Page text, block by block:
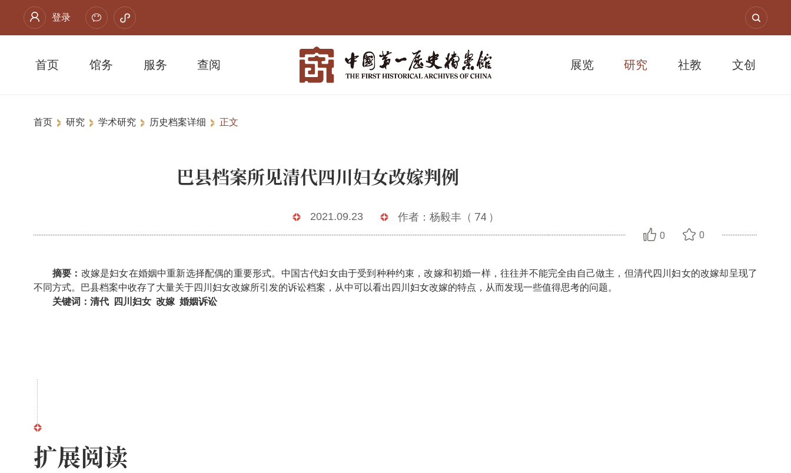
登录
首页 馆务 服务 查阅 展览 研究 社教 文创
首页 研究 学术研究 历史档案详细 正文
巴县档案所见清代四川妇女改嫁判例
2021.09.23 作者：杨毅丰（ 74 ）
0 0
摘要： 改嫁是妇女在婚姻中重新选择配偶的重要形式。中国古代妇女由于受到种种约束，改嫁和初婚一样，往往并不能完全由自己做主，但清代四川妇女的改嫁却呈现了
不同方式。巴县档案中收存了大量关于四川妇女改嫁所引发的诉讼档案，从中可以看出四川妇女改嫁的特点，从而发现一些值得思考的问题。
关键词：清代 四川妇女 改嫁 婚姻诉讼
扩展阅读